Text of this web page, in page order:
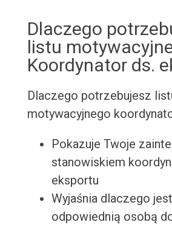
Dlaczego
listu
Koordynator ds.
Dlaczego potrzebujesz
motywacyjnego
Pokazuje Twoje
stanowiskiem
eksportu
Wyjaśnia dlaczego
odpowiednią osobą